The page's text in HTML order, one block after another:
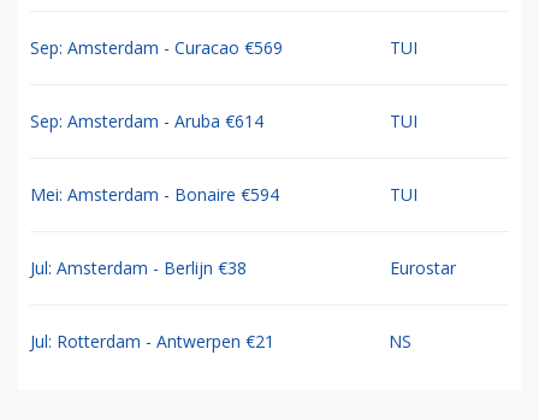
Sep: Amsterdam - Curacao €569 TUI
Sep: Amsterdam - Aruba €614 TUI
Mei: Amsterdam - Bonaire €594 TUI
Jul: Amsterdam - Berlijn €38 Eurostar
Jul: Rotterdam - Antwerpen €21 NS